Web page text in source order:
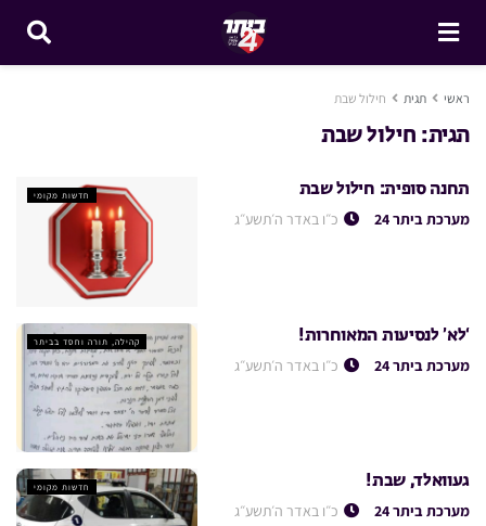
ראשי תגית חילול שבת
תגית: חילול שבת
חדשות מקומי תחנה סופית: חילול שבת
מערכת ביתר 24 כ״ו באדר ה׳תשע״ג
קהילה, תורה וחסד בביתר ‘לא’ לנסיעות המאוחרות!
מערכת ביתר 24 כ״ו באדר ה׳תשע״ג
חדשות מקומי געוואלד, שבת!
מערכת ביתר 24 כ״ו באדר ה׳תשע״ג